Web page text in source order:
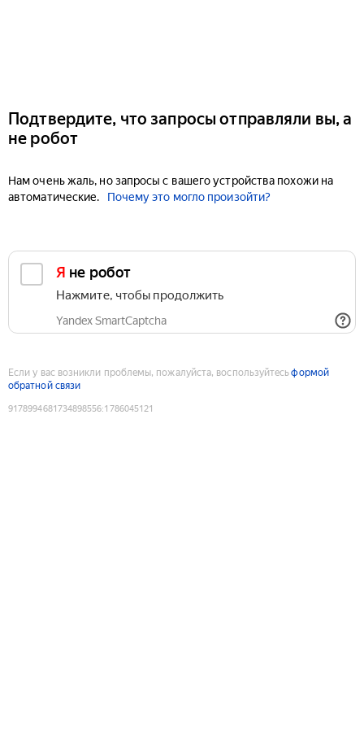
Подтвердите, что запросы отправляли вы, а
не робот
Нам очень жаль, но запросы с вашего устройства похожи на
автоматические.
Почему это могло произойти?
Я не робот
Нажмите, чтобы продолжить
Yandex SmartCaptcha
Если у вас возникли проблемы, пожалуйста, воспользуйтесьформой
обратной связи
9178994681734898556:1786045121